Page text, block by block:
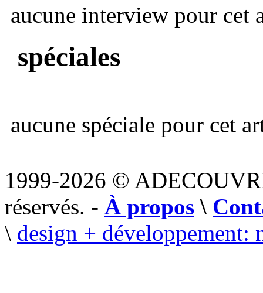
aucune interview pour cet
spéciales
aucune spéciale pour cet
1999-2026 ©
réservés. - À propos \
\ design + développement: